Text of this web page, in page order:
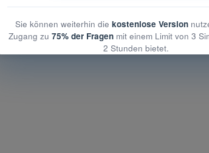
Sie können weiterhin die kostenlose Version
Zugang zu 75% der Fragen mit einem Limit von 3
2 Stunden bietet.